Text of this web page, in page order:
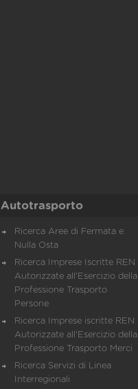
Autotrasporto
Ricerca Aree di Fermata e
Nulla Osta
Ricerca Imprese Iscritte REN
Autorizzate all'Esercizio della
Professione Trasporto
Persone
Ricerca Imprese iscritte REN
Autorizzate all'Esercizio della
Professione Trasporto Merci
Ricerca Servizi di Linea
Interregionali